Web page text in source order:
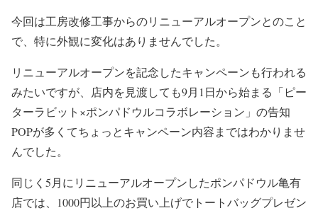
今回は工房改修工事からのリニューアルオープンとのこと
で、特に外観に変化はありませんでした。
リニューアルオープンを記念したキャンペーンも行われる
みたいですが、店内を見渡しても9月1日から始まる「ピー
ターラビット×ポンパドウルコラボレーション」の告知
POPが多くてちょっとキャンペーン内容まではわかりませ
んでした。
同じく5月にリニューアルオープンしたポンパドウル亀有
店では、1000円以上のお買い上げでトートバッグプレゼン